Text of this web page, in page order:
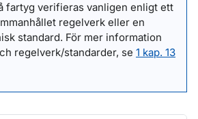
fartyg verifieras vanligen enligt ett
regelverk eller en
standard. För mer information
regelverk/standarder, se 1 kap. 13